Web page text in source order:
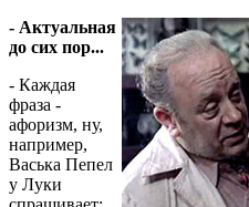
- Актуальная
до сих пор...
- Каждая
фраза -
афоризм, ну,
например,
Васька Пепел
у Луки